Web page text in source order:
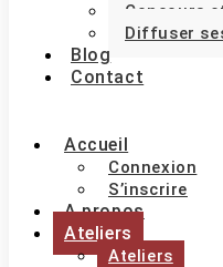
Concours
Diffuser
Blog
Contact
Accueil
Connexion
S’inscrire
A propos
Ateliers
Ateliers